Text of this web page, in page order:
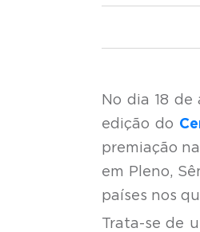
No dia 18
edição do
premiação na
em Pleno,
países nos
Trata-se de